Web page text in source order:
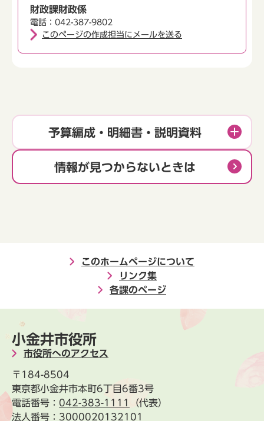
財政課財政係
電話：042-387-9802
このページの作成担当にメールを送る
予算編成・明細書・説明資料
情報が見つからないときは
このホームページについて
リンク集
各課のページ
小金井市役所
市役所へのアクセス
〒184-8504
東京都小金井市本町6丁目6番3号
電話番号： 042-383-1111
（代表）
法人番号：3000020132101